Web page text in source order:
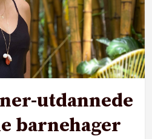
utdannede
barnehager